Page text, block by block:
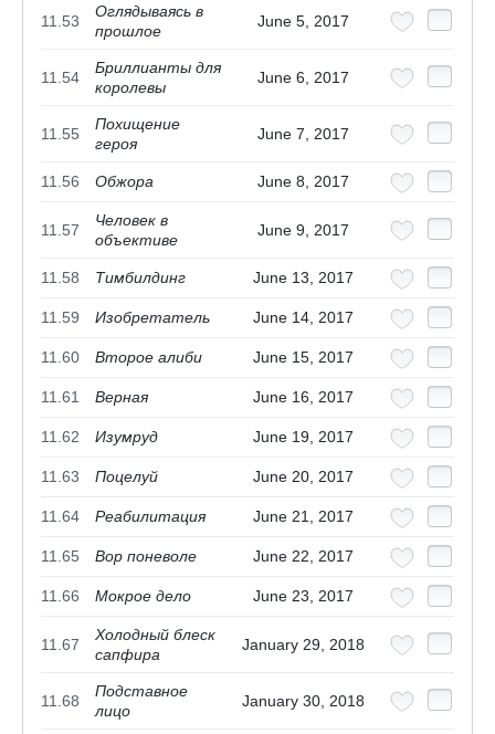
11.53
Оглядываясь в
прошлое
June 5, 2017
11.54
Бриллианты для
королевы
June 6, 2017
11.55
Похищение
героя
June 7, 2017
11.56 Обжора June 8, 2017
11.57
Человек в
объективе
June 9, 2017
11.58 Тимбилдинг June 13, 2017
11.59 Изобретатель June 14, 2017
11.60 Второе алиби June 15, 2017
11.61 Верная June 16, 2017
11.62 Изумруд June 19, 2017
11.63 Поцелуй June 20, 2017
11.64 Реабилитация June 21, 2017
11.65 Вор поневоле June 22, 2017
11.66 Мокрое дело June 23, 2017
11.67
Холодный блеск
сапфира
January 29, 2018
11.68
Подставное
лицо
January 30, 2018